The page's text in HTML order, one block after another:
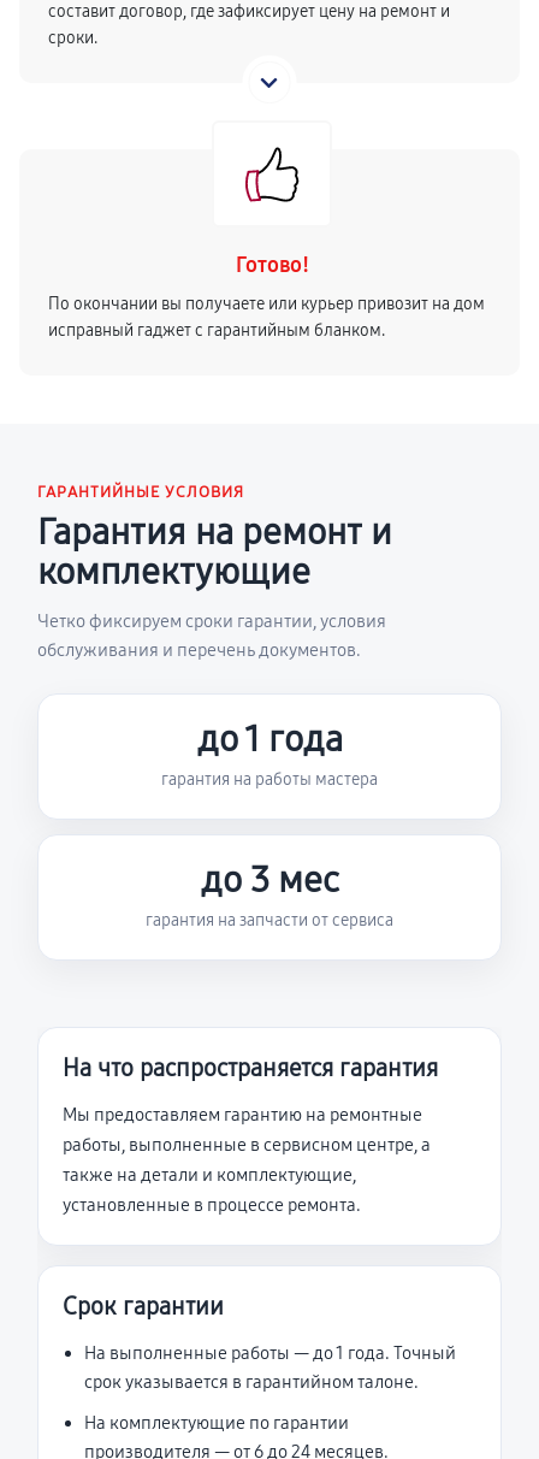
составит договор, где зафиксирует цену на ремонт и
сроки.
Готово!
По окончании вы получаете или курьер привозит на дом
исправный гаджет с гарантийным бланком.
ГАРАНТИЙНЫЕ УСЛОВИЯ
Гарантия на ремонт и
комплектующие
Четко фиксируем сроки гарантии, условия
обслуживания и перечень документов.
до 1 года
гарантия на работы мастера
до 3 мес
гарантия на запчасти от сервиса
На что распространяется гарантия
Мы предоставляем гарантию на ремонтные
работы, выполненные в сервисном центре, а
также на детали и комплектующие,
установленные в процессе ремонта.
Срок гарантии
На выполненные работы — до 1 года. Точный
срок указывается в гарантийном талоне.
На комплектующие по гарантии
производителя — от 6 до 24 месяцев.